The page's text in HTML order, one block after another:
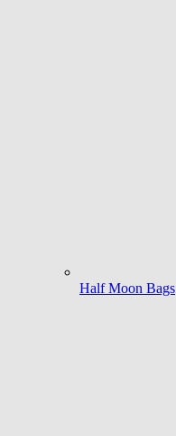
Half Moon Bags